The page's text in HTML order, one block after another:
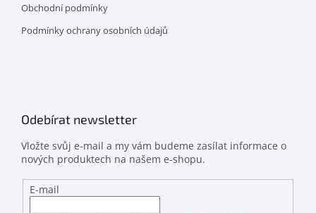
Obchodní podmínky
Podmínky ochrany osobních údajů
Odebírat newsletter
Vložte svůj e-mail a my vám budeme zasílat informace o
nových produktech na našem e-shopu.
E-mail